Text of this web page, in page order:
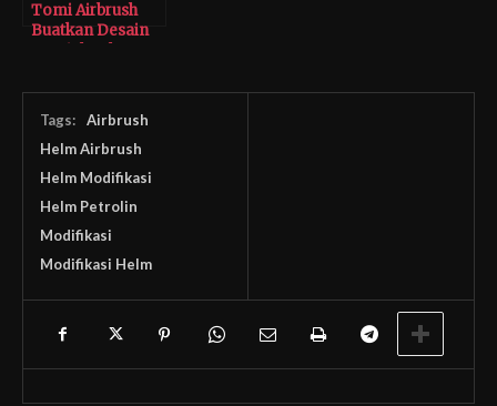
Tomi Airbrush
Buatkan Desain
Tags:
Airbrush
Helm Airbrush
Helm Modifikasi
Helm Petrolin
Modifikasi
Modifikasi Helm